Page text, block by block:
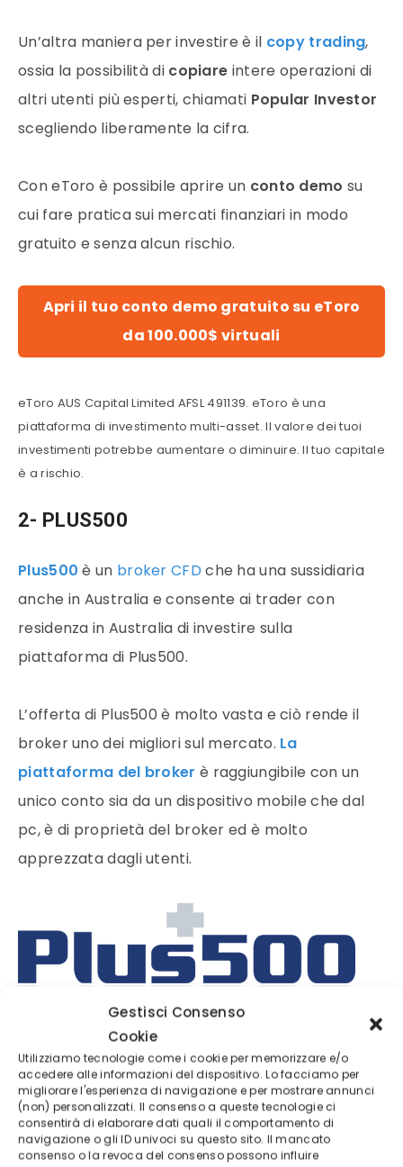
Gestisci Consenso
Cookie
Utilizziamo tecnologie come i cookie per memorizzare e/o
accedere alle informazioni del dispositivo. Lo facciamo per
migliorare l'esperienza di navigazione e per mostrare annunci
(non) personalizzati. Il consenso a queste tecnologie ci
consentirà di elaborare dati quali il comportamento di
navigazione o gli ID univoci su questo sito. Il mancato
consenso o la revoca del consenso possono influire
Un’altra maniera per investire è il copy trading,
ossia la possibilità di copiare intere operazioni di
altri utenti più esperti, chiamati Popular Investor
scegliendo liberamente la cifra.
Con eToro è possibile aprire un conto demo su
cui fare pratica sui mercati finanziari in modo
gratuito e senza alcun rischio.
Apri il tuo conto demo gratuito su eToro
da 100.000$ virtuali
eToro AUS Capital Limited AFSL 491139. eToro è una
piattaforma di investimento multi-asset. Il valore dei tuoi
investimenti potrebbe aumentare o diminuire. Il tuo capitale
è a rischio.
2- PLUS500
Plus500 è un broker CFD che ha una sussidiaria
anche in Australia e consente ai trader con
residenza in Australia di investire sulla
piattaforma di Plus500.
L’offerta di Plus500 è molto vasta e ciò rende il
broker uno dei migliori sul mercato. La
piattaforma del broker è raggiungibile con un
unico conto sia da un dispositivo mobile che dal
pc, è di proprietà del broker ed è molto
apprezzata dagli utenti.
Una volta entrato nella piattaforma potrai notare
facilmente come glispread non siano così alti